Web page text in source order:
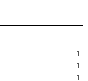
1
1
1